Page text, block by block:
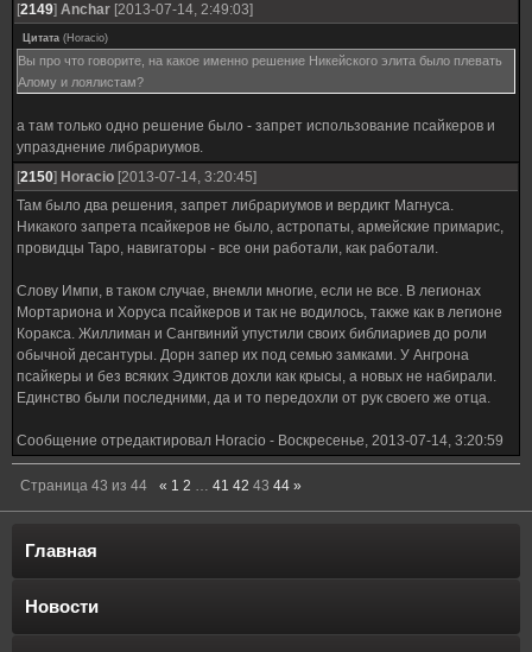
[2149] Anchar [2013-07-14, 2:49:03]
Цитата (Horacio)
Вы про что говорите, на какое именно решение Никейского элита было плевать
Алому и лоялистам?
а там только одно решение было - запрет использование псайкеров и
упразднение либрариумов.
[2150] Horacio [2013-07-14, 3:20:45]
Там было два решения, запрет либрариумов и вердикт Магнуса.
Никакого запрета псайкеров не было, астропаты, армейские примарис,
провидцы Таро, навигаторы - все они работали, как работали.
Слову Импи, в таком случае, внемли многие, если не все. В легионах
Мортариона и Хоруса псайкеров и так не водилось, также как в легионе
Коракса. Жиллиман и Сангвиний упустили своих библиариев до роли
обычной десантуры. Дорн запер их под семью замками. У Ангрона
псайкеры и без всяких Эдиктов дохли как крысы, а новых не набирали.
Единство были последними, да и то передохли от рук своего же отца.
Сообщение отредактировал Horacio - Воскресенье, 2013-07-14, 3:20:59
Страница 43 из 44 « 1 2 … 41 42 43 44 »
Главная
Новости